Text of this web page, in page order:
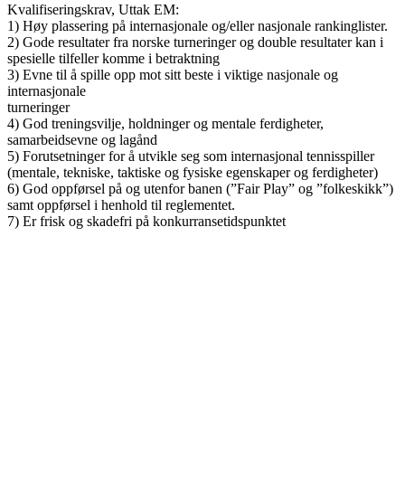
Kvalifiseringskrav, Uttak EM:
1) Høy plassering på internasjonale og/eller nasjonale rankinglister.
2) Gode resultater fra norske turneringer og double resultater kan i
spesielle tilfeller komme i betraktning
3) Evne til å spille opp mot sitt beste i viktige nasjonale og
internasjonale
turneringer
4) God treningsvilje, holdninger og mentale ferdigheter,
samarbeidsevne og lagånd
5) Forutsetninger for å utvikle seg som internasjonal tennisspiller
(mentale, tekniske, taktiske og fysiske egenskaper og ferdigheter)
6) God oppførsel på og utenfor banen (”Fair Play” og ”folkeskikk”)
samt oppførsel i henhold til reglementet.
7) Er frisk og skadefri på konkurransetidspunktet